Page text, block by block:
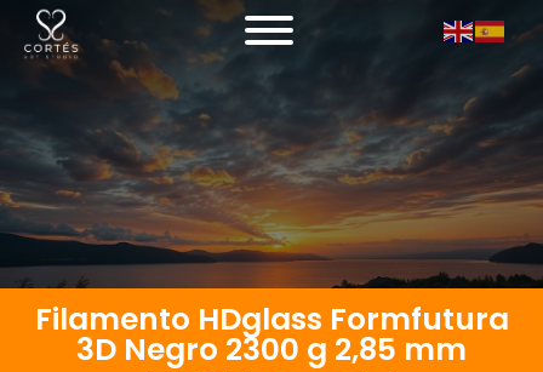
Filamento HDglass Formfutura
3D Negro 2300 g 2,85 mm